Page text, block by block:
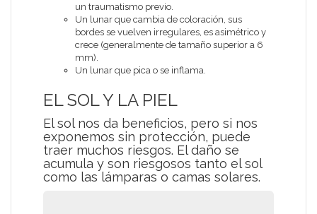
un traumatismo previo.
Un lunar que cambia de coloración, sus
bordes se vuelven irregulares, es asimétrico y
crece (generalmente de tamaño superior a 6
mm).
Un lunar que pica o se inflama.
EL SOL Y LA PIEL
El sol nos da beneficios, pero si nos
exponemos sin protección, puede
traer muchos riesgos. El daño se
acumula y son riesgosos tanto el sol
como las lámparas o camas solares.